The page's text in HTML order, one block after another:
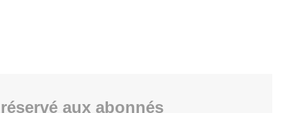
aux abonnés